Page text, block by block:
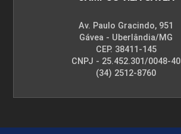
Av. Paulo Gracindo, 951
Gávea - Uberlândia/MG
CEP. 38411-145
CNPJ - 25.452.301/0048-40
(34) 2512-8760